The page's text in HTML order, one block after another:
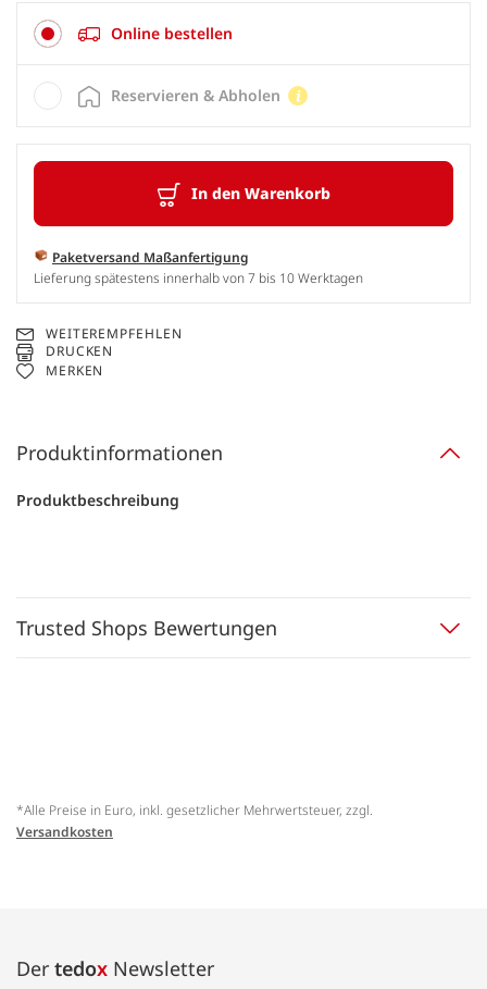
Online bestellen
In den Warenkorb
Paketversand Maßanfertigung
Lieferung spätestens innerhalb von 7 bis 10 Werktagen
Reservieren & Abholen
WEITEREMPFEHLEN
DRUCKEN
MERKEN
Produktinformationen
Produktbeschreibung
Trusted Shops Bewertungen
*Alle Preise in Euro, inkl. gesetzlicher Mehrwertsteuer, zzgl.
Versandkosten
Der tedox Newsletter